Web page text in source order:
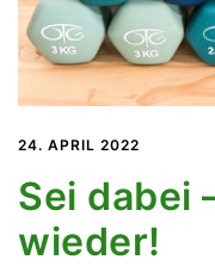
24. APRIL 2022
Sei dabei
wieder!